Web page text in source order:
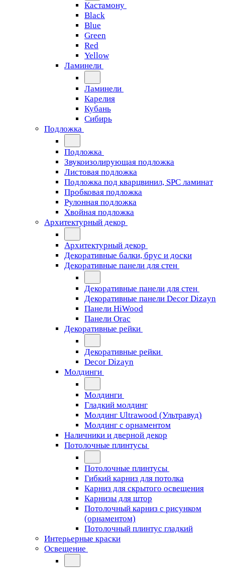
Кастамону
Black
Blue
Green
Red
Yellow
Ламинели
Ламинели
Карелия
Кубань
Сибирь
Подложка
Подложка
Звукоизолирующая подложка
Листовая подложка
Подложка под кварцвинил, SPC ламинат
Пробковая подложка
Рулонная подложка
Хвойная подложка
Архитектурный декор
Архитектурный декор
Декоративные балки, брус и доски
Декоративные панели для стен
Декоративные панели для стен
Декоративные панели Decor Dizayn
Панели HiWood
Панели Orac
Декоративные рейки
Декоративные рейки
Decor Dizayn
Молдинги
Молдинги
Гладкий молдинг
Молдинг Ultrawood (Ультравуд)
Молдинг с орнаментом
Наличники и дверной декор
Потолочные плинтусы
Потолочные плинтусы
Гибкий карниз для потолка
Карниз для скрытого освещения
Карнизы для штор
Потолочный карниз с рисунком
(орнаментом)
Потолочный плинтус гладкий
Интерьерные краски
Освещение